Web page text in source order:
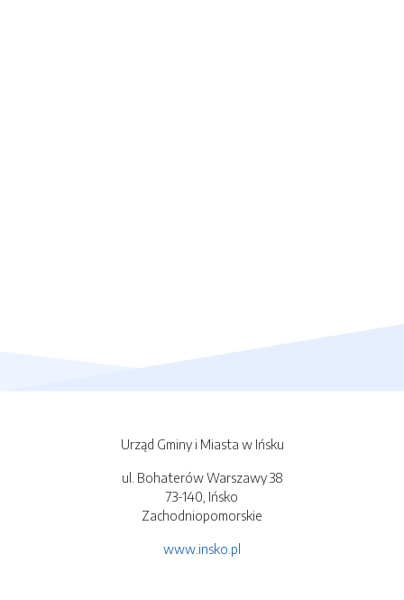
Urząd Gminy i Miasta w Ińsku
ul. Bohaterów Warszawy 38
73-140, Ińsko
Zachodniopomorskie
www.insko.pl